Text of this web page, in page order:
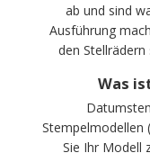
ab und sind
Ausführung
den Stellrädern
Was
Stempelmodellen
Sie Ihr Modell